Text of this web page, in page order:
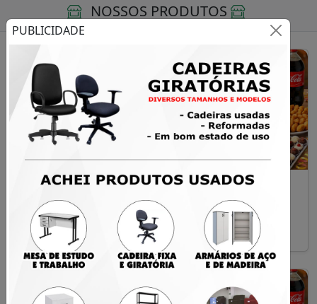
PUBLICIDADE
NOSSOS PRODUTOS
Kit Festa 04
R$ 449,00
Santa Maria
Kit Festa 03
R$ 299,00
Santa Maria